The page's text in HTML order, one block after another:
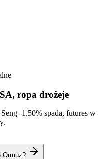
ropa drożeje
-1.50% spada, futures w
Ormuz?